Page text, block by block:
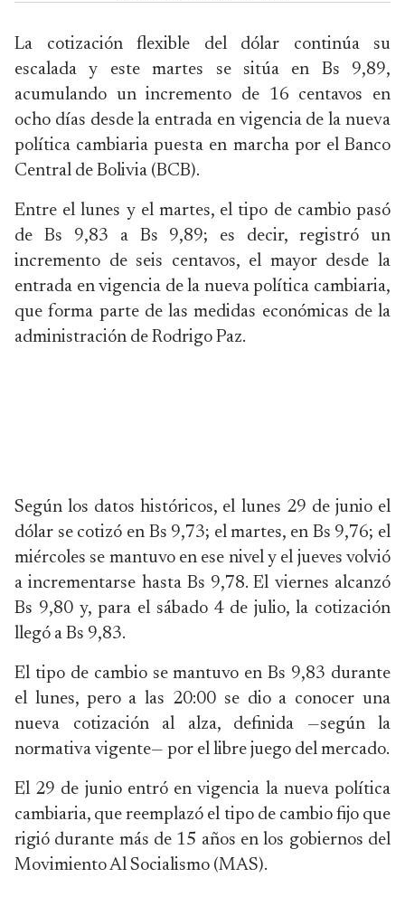
La cotización flexible del dólar continúa su
escalada y este martes se sitúa en Bs 9,89,
acumulando un incremento de 16 centavos en
ocho días desde la entrada en vigencia de la nueva
política cambiaria puesta en marcha por el Banco
Central de Bolivia (BCB).
Entre el lunes y el martes, el tipo de cambio pasó
de Bs 9,83 a Bs 9,89; es decir, registró un
incremento de seis centavos, el mayor desde la
entrada en vigencia de la nueva política cambiaria,
que forma parte de las medidas económicas de la
administración de Rodrigo Paz.
Según los datos históricos, el lunes 29 de junio el
dólar se cotizó en Bs 9,73; el martes, en Bs 9,76; el
miércoles se mantuvo en ese nivel y el jueves volvió
a incrementarse hasta Bs 9,78. El viernes alcanzó
Bs 9,80 y, para el sábado 4 de julio, la cotización
llegó a Bs 9,83.
El tipo de cambio se mantuvo en Bs 9,83 durante
el lunes, pero a las 20:00 se dio a conocer una
nueva cotización al alza, definida —según la
normativa vigente— por el libre juego del mercado.
El 29 de junio entró en vigencia la nueva política
cambiaria, que reemplazó el tipo de cambio fijo que
rigió durante más de 15 años en los gobiernos del
Movimiento Al Socialismo (MAS).